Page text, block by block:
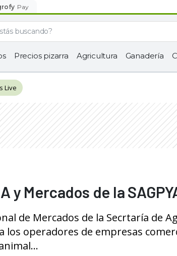
Pay
Precios pizarra Agricultura Ganadería
Live
y Mercados de la
de Mercados de la Secrtaría de
los operadores de empresas